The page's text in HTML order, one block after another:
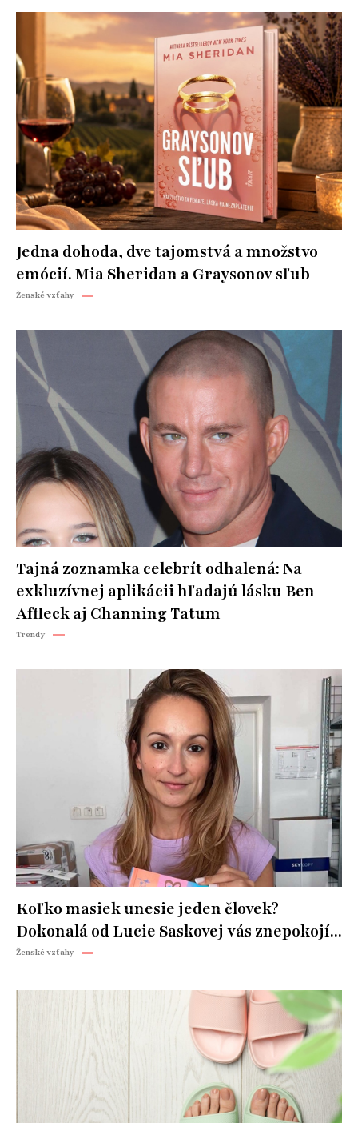
Jedna dohoda, dve tajomstvá a množstvo
emócií. Mia Sheridan a Graysonov sľub
Ženské vzťahy
Tajná zoznamka celebrít odhalená: Na
exkluzívnej aplikácii hľadajú lásku Ben
Affleck aj Channing Tatum
Trendy
Koľko masiek unesie jeden človek?
Dokonalá od Lucie Saskovej vás znepokojí...
Ženské vzťahy